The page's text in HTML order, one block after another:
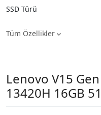
SSD Türü
Tüm Özellikler
Lenovo V15
13420H 16GB